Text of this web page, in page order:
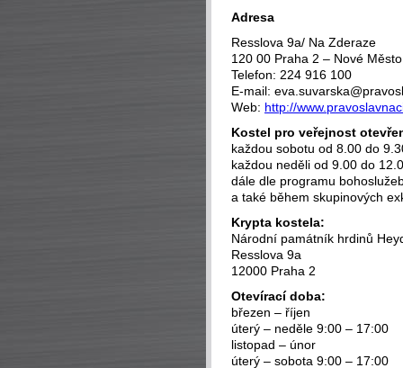
Adresa
Resslova 9a/ Na Zderaze
120 00 Praha 2 – Nové Město
Telefon: 224 916 100
E-mail:
Web: http://
Kostel pro veřejnost
každou sobotu od 8.00 do
každou neděli od 9.00 do
dále dle programu
a také během skupinových
Krypta kostela:
Národní památník hrdinů
Resslova 9a
12000 Praha 2
Otevírací doba:
březen – říjen
úterý – neděle 9:00 – 17:00
listopad – únor
úterý – sobota 9:00 – 17:00